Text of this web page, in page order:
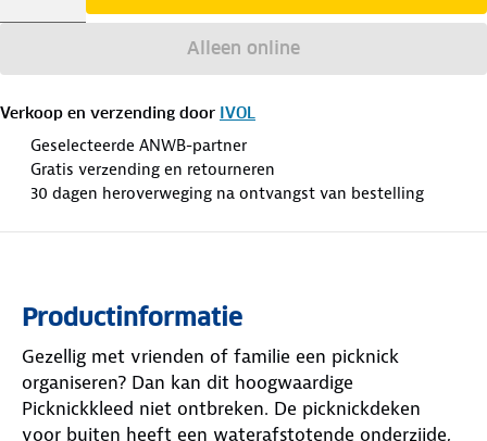
Alleen online
Verkoop en verzending door IVOL
Geselecteerde ANWB-partner
Gratis verzending en retourneren
30 dagen heroverweging na ontvangst van bestelling
Productinformatie
Gezellig met vrienden of familie een picknick
organiseren? Dan kan dit hoogwaardige
Picknickkleed niet ontbreken. De picknickdeken
voor buiten heeft een waterafstotende onderzijde,